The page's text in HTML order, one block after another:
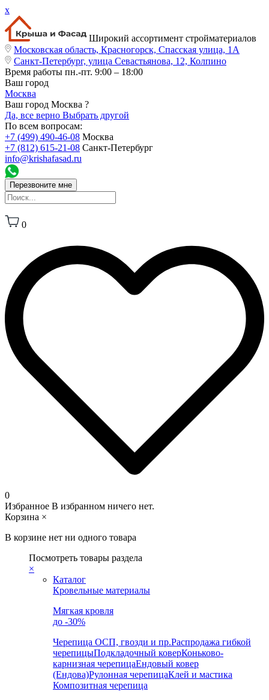
x
Широкий ассортимент стройматериалов
Московская область, Красногорск, Спасская улица, 1А
Санкт-Петербург, улица Севастьянова, 12, Колпино
Время работы пн.-пт. 9:00 – 18:00
Ваш город
Москва
Ваш город Москва ?
Да, все верно Выбрать другой
По всем вопросам:
+7 (499) 490-46-08 Москва
+7 (812) 615-21-08 Санкт-Петербург
info@krishafasad.ru
Перезвоните мне
0
0
Избранное В избранном ничего нет.
Корзина ×
В корзине нет ни одного товара
Посмотреть товары раздела
×
Каталог
Кровельные материалы
Мягкая кровля
до -30%
Черепица ОСП, гвозди и пр.Распродажа гибкой
черепицыПодкладочный коверКоньково-
карнизная черепицаЕндовый ковер
(Ендова)Рулонная черепицаКлей и мастика
Композитная черепица